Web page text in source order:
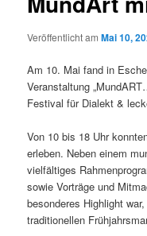
Veröffentlicht amMai 10,
Am 10. Mai fand in
Veranstaltung
Festival für Dialekt &
Von 10 bis 18 Uhr
erleben. Neben einem
vielfältiges
sowie Vorträge und
besonderes Highlight
traditionellen